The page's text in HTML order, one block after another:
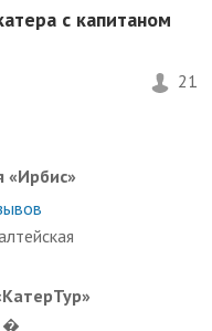
с капитаном
21
«Ирбис»
�